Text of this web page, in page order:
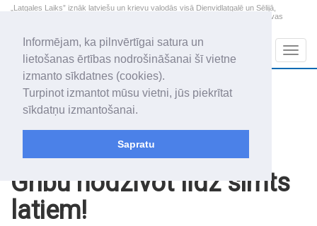
Informējam, ka pilnvērtīgai satura un
lietošanas ērtības nodrošināšanai šī vietne
izmanto sīkdatnes (cookies).
Turpinot izmantot mūsu vietni, jūs piekrītat
sīkdatņu izmantošanai.
Sapratu
„Latgales Laiks” iznāk latviešu un krievu valodās visā Dienvidlatgalē un Sēlijā,
„Latgales Laiks” latviešu valodā aptver Daugavpils valstspilsētu, Augšdaugavas
2026. gada 7. augusts
Piektdiena
Alfrēds, Fredis, Madars
+20.6
Gribu nodzīvot līdz simts
latiem!